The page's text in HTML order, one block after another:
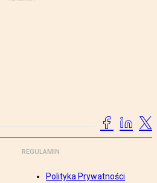
REGULAMIN
Polityka Prywatności